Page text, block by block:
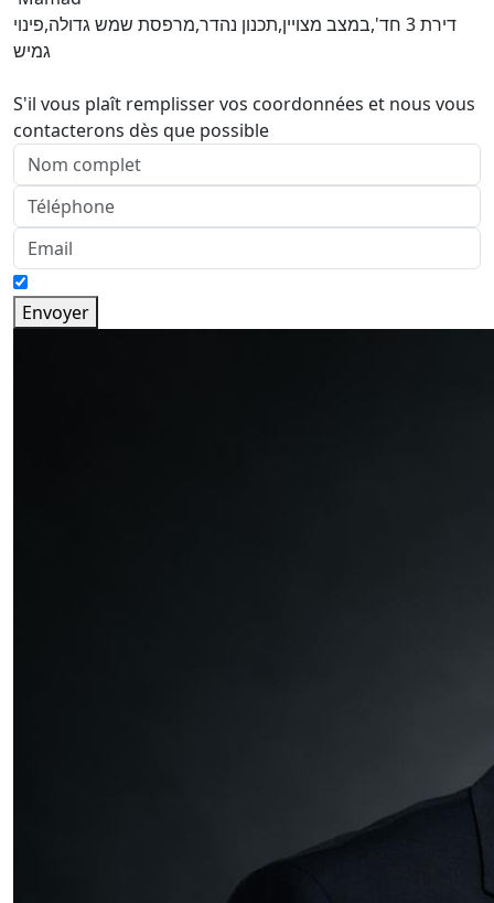
דירת 3 חד',במצב מצויין,תכנון נהדר,מרפסת שמש גדולה,פינוי
גמיש
S'il vous plaît remplisser vos coordonnées et nous vous
contacterons dès que possible
Envoyer